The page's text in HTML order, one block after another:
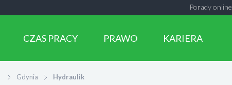
Porady online
CZAS PRACY PRAWO KARIERA
Gdynia Hydraulik